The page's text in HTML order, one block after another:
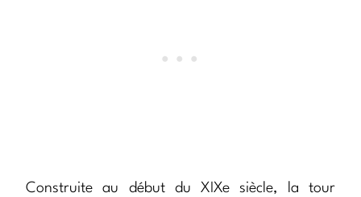
Construite au début du XIXe siècle, la tour